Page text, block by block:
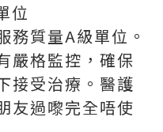
位
務質量A級單位。
嚴格監控，確保
接受治療。醫護
友過嚟完全唔使